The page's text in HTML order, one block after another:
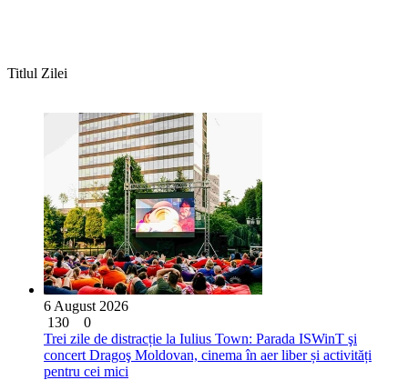
Titlul Zilei
6 August 2026
130
0
Trei zile de distracție la Iulius Town: Parada ISWinT şi
concert Dragoş Moldovan, cinema în aer liber și activități
pentru cei mici